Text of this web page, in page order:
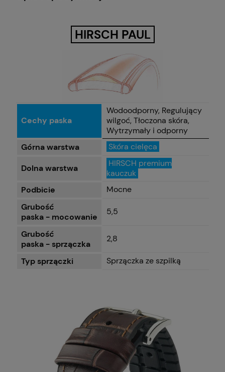
HIRSCH PAUL
Cechy paska
Wodoodporny, Regulujący
wilgoć, Tłoczona skóra,
Wytrzymały i odporny
Górna warstwa
Skóra cielęca
Dolna warstwa
HIRSCH premium
kauczuk
Podbicie
Mocne
Grubość
paska - mocowanie
5,5
Grubość
paska - sprzączka
2,8
Typ sprzączki Sprzączka ze szpilką